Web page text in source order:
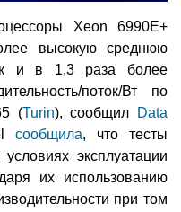
Xeon 6990E+
высокую среднюю
и в 1,3 раза более
поток/Вт по
(Turin), сообщил
Data
сообщила, что тесты
эксплуатации
их использованию
при том